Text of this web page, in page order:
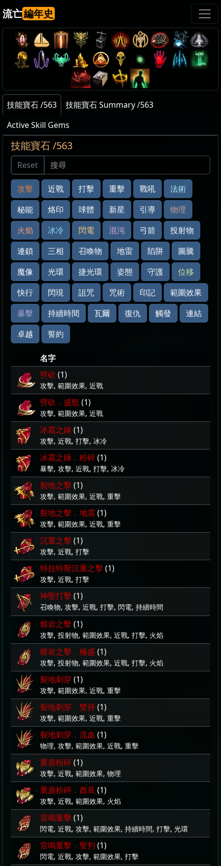
流亡編年史
技能寶石 /563
技能寶石 Summary /563
Active Skill Gems
技能寶石 /563
攻擊 近戰 打擊 重擊 戰吼
法術
秘能
烙印 球體 新星 引導
物理
火焰
冰冷 閃電 混沌 弓箭
投射物
連鎖
三相 召喚物 地雷 陷阱
圖騰
魔像
光環 捷光環 姿態 守護
位移
快行
閃現 詛咒 咒術 印記
範圍效果
暴擊
持續時間 瓦爾 復仇 觸發
連結
卓越
誓約
名字
劈砍 (1)
攻擊, 範圍效果, 近戰
劈砍．盛怒 (1)
攻擊, 範圍效果, 近戰
冰霜之錘(1)
攻擊, 近戰, 打擊, 冰冷
冰霜之錘．粉碎(1)
暴擊, 攻擊, 近戰, 打擊, 冰冷
裂地之擊(1)
攻擊, 範圍效果, 近戰, 重擊
裂地之擊．地震 (1)
攻擊, 範圍效果, 近戰, 重擊
沉重之擊(1)
攻擊, 近戰, 打擊
特拉特斯沉重之擊(1)
攻擊, 近戰, 打擊
神聖打擊(1)
召喚物, 攻擊, 近戰, 打擊, 閃電, 持續時間
熔岩之擊(1)
攻擊, 投射物, 範圍效果, 近戰, 打擊, 火焰
熔岩之擊．極盛 (1)
攻擊, 投射物, 範圍效果, 近戰, 打擊, 火焰
裂地刺穿 (1)
攻擊, 範圍效果, 近戰, 重擊
裂地刺穿．雙持(1)
攻擊, 範圍效果, 近戰, 重擊
裂地刺穿．流血 (1)
物理, 攻擊, 範圍效果, 近戰, 重擊
重盾粉碎(1)
攻擊, 近戰, 範圍效果, 物理
重盾粉碎．酋長(1)
攻擊, 近戰, 範圍效果, 火焰
雷鳴重擊(1)
閃電, 近戰, 攻擊, 範圍效果, 持續時間, 打擊, 光環
雷鳴重擊．聖判 (1)
閃電, 近戰, 攻擊, 範圍效果, 打擊